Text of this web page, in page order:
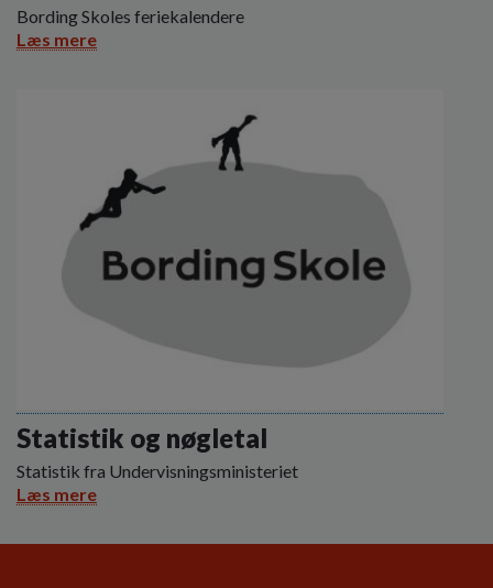
Bording Skoles feriekalendere
Læs mere
Statistik og nøgletal
Statistik fra Undervisningsministeriet
Læs mere